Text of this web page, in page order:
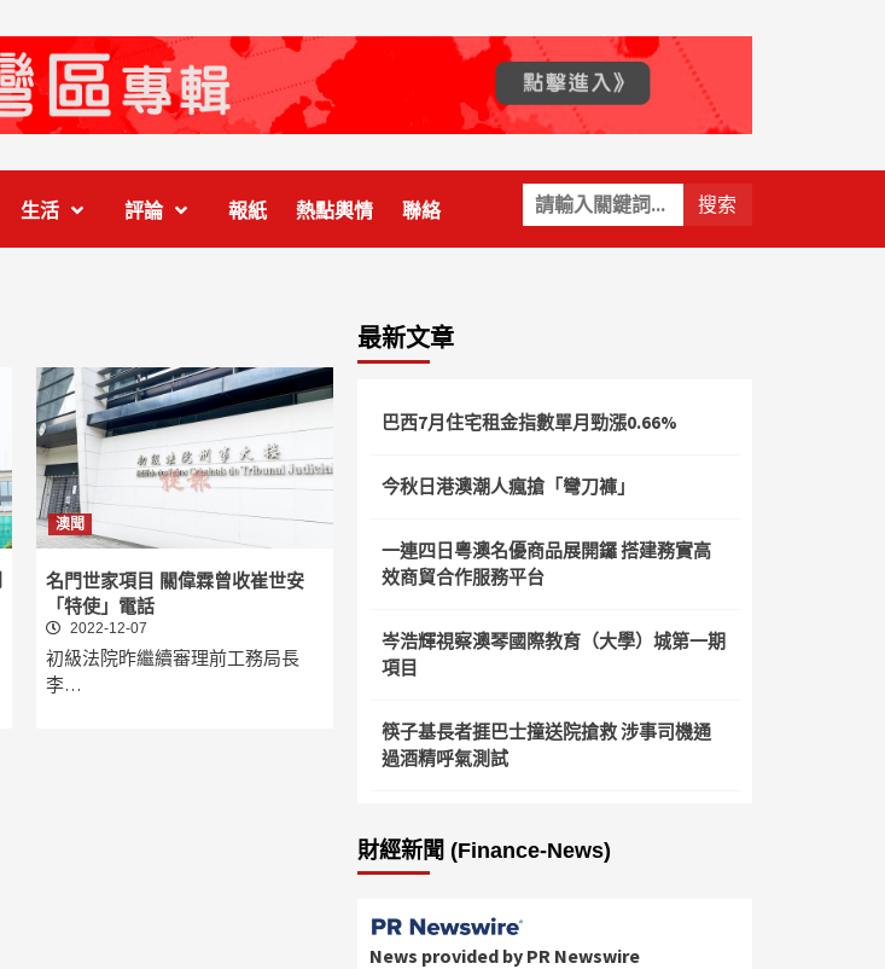
關
鍵
字:
生活 評論 報紙 熱點輿情 聯絡
澳聞
名門世家項目 關偉霖曾收崔世安
「特使」電話
2022-12-07
初級法院昨繼續審理前工務局長
李…
最新文章
巴西7月住宅租金指數單月勁漲0.66%
今秋日港澳潮人瘋搶「彎刀褲」
一連四日粵澳名優商品展開鑼 搭建務實高
效商貿合作服務平台
岑浩輝視察澳琴國際教育（大學）城第一期
項目
筷子基長者捱巴士撞送院搶救 涉事司機通
過酒精呼氣測試
財經新聞 (Finance-News)
News provided by PR Newswire